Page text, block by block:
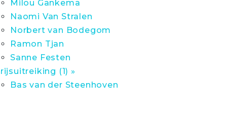
Milou Gankema
Naomi Van Stralen
Norbert van Bodegom
Ramon Tjan
Sanne Festen
(1) »
Bas van der Steenhoven